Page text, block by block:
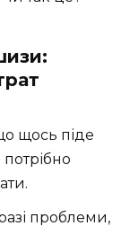
щось піде
проблеми,